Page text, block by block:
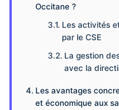
Occitane ?
Les activités
par le CSE
La gestion
avec la
Les avantages
et économique aux